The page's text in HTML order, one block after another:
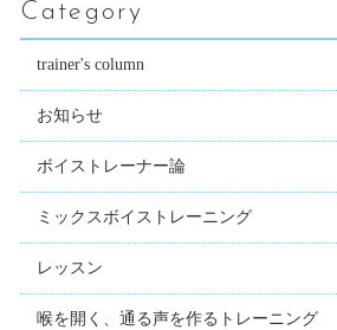
Category
trainer's column
お知らせ
ボイストレーナー論
ミックスボイストレーニング
レッスン
喉を開く、通る声を作るトレーニング